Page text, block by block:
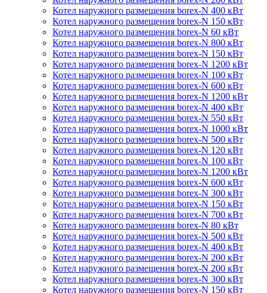
Котел наружного размещения borex-N 400 кВт
Котел наружного размещения borex-N 150 кВт
Котел наружного размещения borex-N 60 кВт
Котел наружного размещения borex-N 800 кВт
Котел наружного размещения borex-N 150 кВт
Котел наружного размещения borex-N 1200 кВт
Котел наружного размещения borex-N 100 кВт
Котел наружного размещения borex-N 600 кВт
Котел наружного размещения borex-N 1200 кВт
Котел наружного размещения borex-N 400 кВт
Котел наружного размещения borex-N 550 кВт
Котел наружного размещения borex-N 1000 кВт
Котел наружного размещения borex-N 500 кВт
Котел наружного размещения borex-N 120 кВт
Котел наружного размещения borex-N 100 кВт
Котел наружного размещения borex-N 1200 кВт
Котел наружного размещения borex-N 600 кВт
Котел наружного размещения borex-N 300 кВт
Котел наружного размещения borex-N 150 кВт
Котел наружного размещения borex-N 700 кВт
Котел наружного размещения borex-N 80 кВт
Котел наружного размещения borex-N 500 кВт
Котел наружного размещения borex-N 400 кВт
Котел наружного размещения borex-N 200 кВт
Котел наружного размещения borex-N 200 кВт
Котел наружного размещения borex-N 300 кВт
Котел наружного размещения borex-N 150 кВт